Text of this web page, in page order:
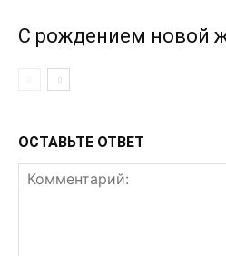
С рождением новой
ОСТАВЬТЕ ОТВЕТ